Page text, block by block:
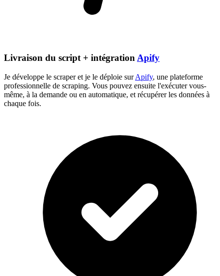
Livraison du script + intégration Apify
Je développe le scraper et je le déploie surApify, une plateforme
professionnelle de scraping. Vous pouvez ensuite l'exécuter vous-
même, à la demande ou en automatique, et récupérer les données à
chaque fois.